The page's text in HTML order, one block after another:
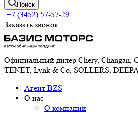
Поиск
+7 (3452) 57-57-29
Заказать звонок
Официальный дилер Chery, Changan,
TENET, Lynk & Co, SOLLERS,
Агент BZS
О нас
О компании